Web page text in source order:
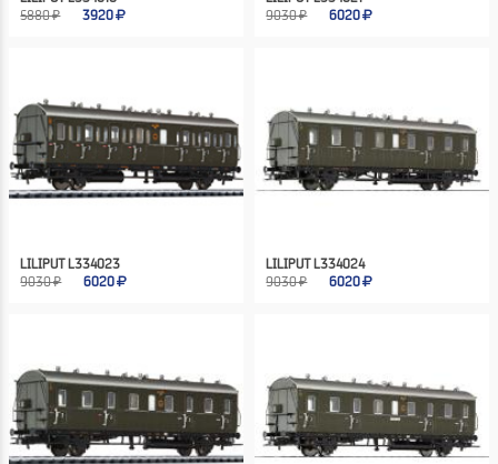
5880 ₽
3920
9030 ₽
6020
LILIPUT L334023
9030 ₽
6020
LILIPUT L334024
9030 ₽
6020